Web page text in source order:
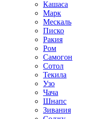
Кашаса
Марк
Мескаль
Писко
Ракия
Ром
Самогон
Сотол
Текила
Узо
Чача
Шнапс
Зивания